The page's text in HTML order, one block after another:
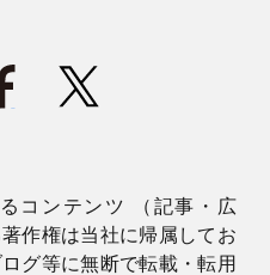
コンテンツ （記事・広
作権は当社に帰属してお
グ等に無断で転載・転用